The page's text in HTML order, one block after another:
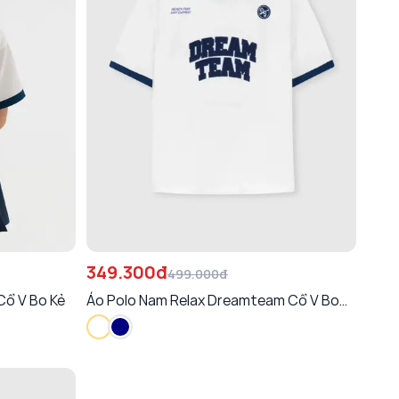
V Bo Kẻ
349.300đ499.000đ
Áo Polo Nam Relax Dreamteam Cổ V Bo
Kẻ